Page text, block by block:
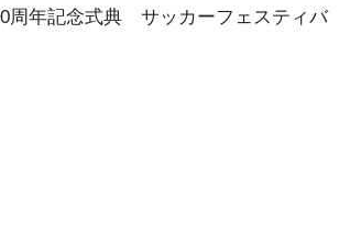
周年記念式典 サッカーフェスティバ